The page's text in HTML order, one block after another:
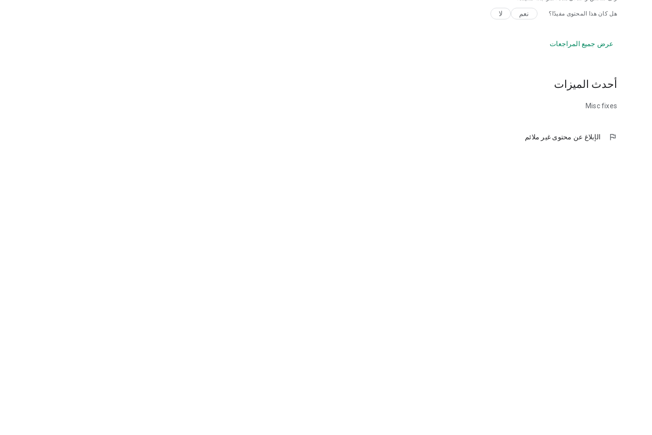
هل كان هذا المحتوى مفيدًا؟ نعم لا
عرض جميع المراجعات
أحدث الميزات
Misc fixes
flag الإبلاغ عن محتوى غير ملائم